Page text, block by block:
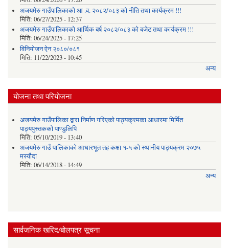
अजयमेरु गाउँपालिकाको आ .व. २०८२/०८३ को नीति तथा कार्यक्रम !!!
मिति: 06/27/2025 - 12:37
अजयमेरु गाउँपालिकाको आर्थिक बर्ष २०८२/०८३ को बजेट तथा कार्यक्रम !!!
मिति: 06/24/2025 - 17:25
विनियोजन ऐन २०८०/०८१
मिति: 11/22/2023 - 10:45
अन्य
योजना तथा परियोजना
अजयमेरु गाउँपालिका द्वारा निर्माण गरिएको पाठ्यक्रमका आधारमा मिर्मित
पाठ्यपुस्तकको पाण्डुलिपि
मिति: 05/10/2019 - 13:40
अजयमेरु गाउँ पालिकाको आधारभूत तह कक्षा १-५ को स्थानीय पाठ्यक्रम २०७५
मस्यौदा
मिति: 06/14/2018 - 14:49
अन्य
सार्वजनिक खरिद/बोलपत्र सूचना